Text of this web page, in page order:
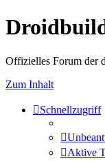
Offizielles Forum der
Zum Inhalt
Schnellzugriff
Aktive